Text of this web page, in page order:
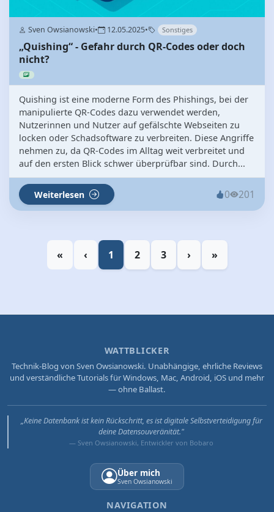
Sven Owsianowski• 12.05.2025• Sonstiges
„Quishing“ - Gefahr durch QR-Codes oder doch
nicht?
Quishing ist eine moderne Form des Phishings, bei der
manipulierte QR-Codes dazu verwendet werden,
Nutzerinnen und Nutzer auf gefälschte Webseiten zu
locken oder Schadsoftware zu verbreiten. Diese Angriffe
nehmen zu, da QR-Codes im Alltag weit verbreitet und
auf den ersten Blick schwer überprüfbar sind. Durch...
Weiterlesen 0 201
« ‹ 1 2 3 › »
WATTBLICKER
Technik-Blog von Sven Owsianowski. Unabhängige, ehrliche Reviews
und verständliche Tutorials für Windows, Mac, Android, iOS und mehr
— ohne Ballast.
„Keine Datenbank ist kein Rückschritt, es ist digitale Selbstverteidigung für
deine Datensouveränität."
— Sven Owsianowski, Entwickler von Bobaro
Über mich
Sven Owsianowski
NAVIGATION